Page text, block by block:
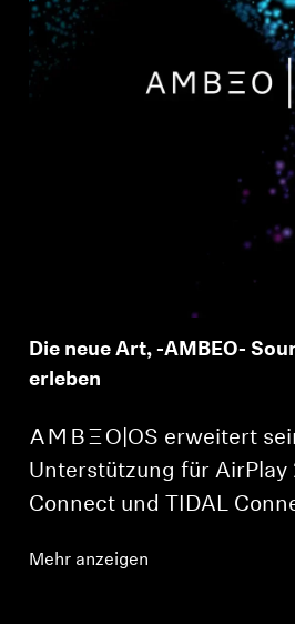
Die neue Art, -AMBEO-
erleben
-AMBEO-|OS erweitert
Unterstützung für AirPlay
Connect und TIDAL
Mehr anzeigen